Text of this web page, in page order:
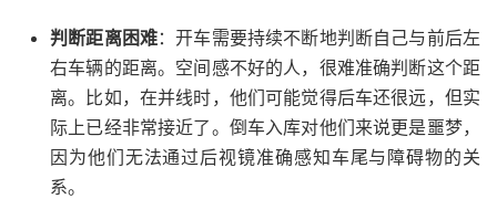
判断距离困难：开车需要持续不断地判断自己与前后左
右车辆的距离。空间感不好的人，很难准确判断这个距
离。比如，在并线时，他们可能觉得后车还很远，但实
际上已经非常接近了。倒车入库对他们来说更是噩梦，
因为他们无法通过后视镜准确感知车尾与障碍物的关
系。